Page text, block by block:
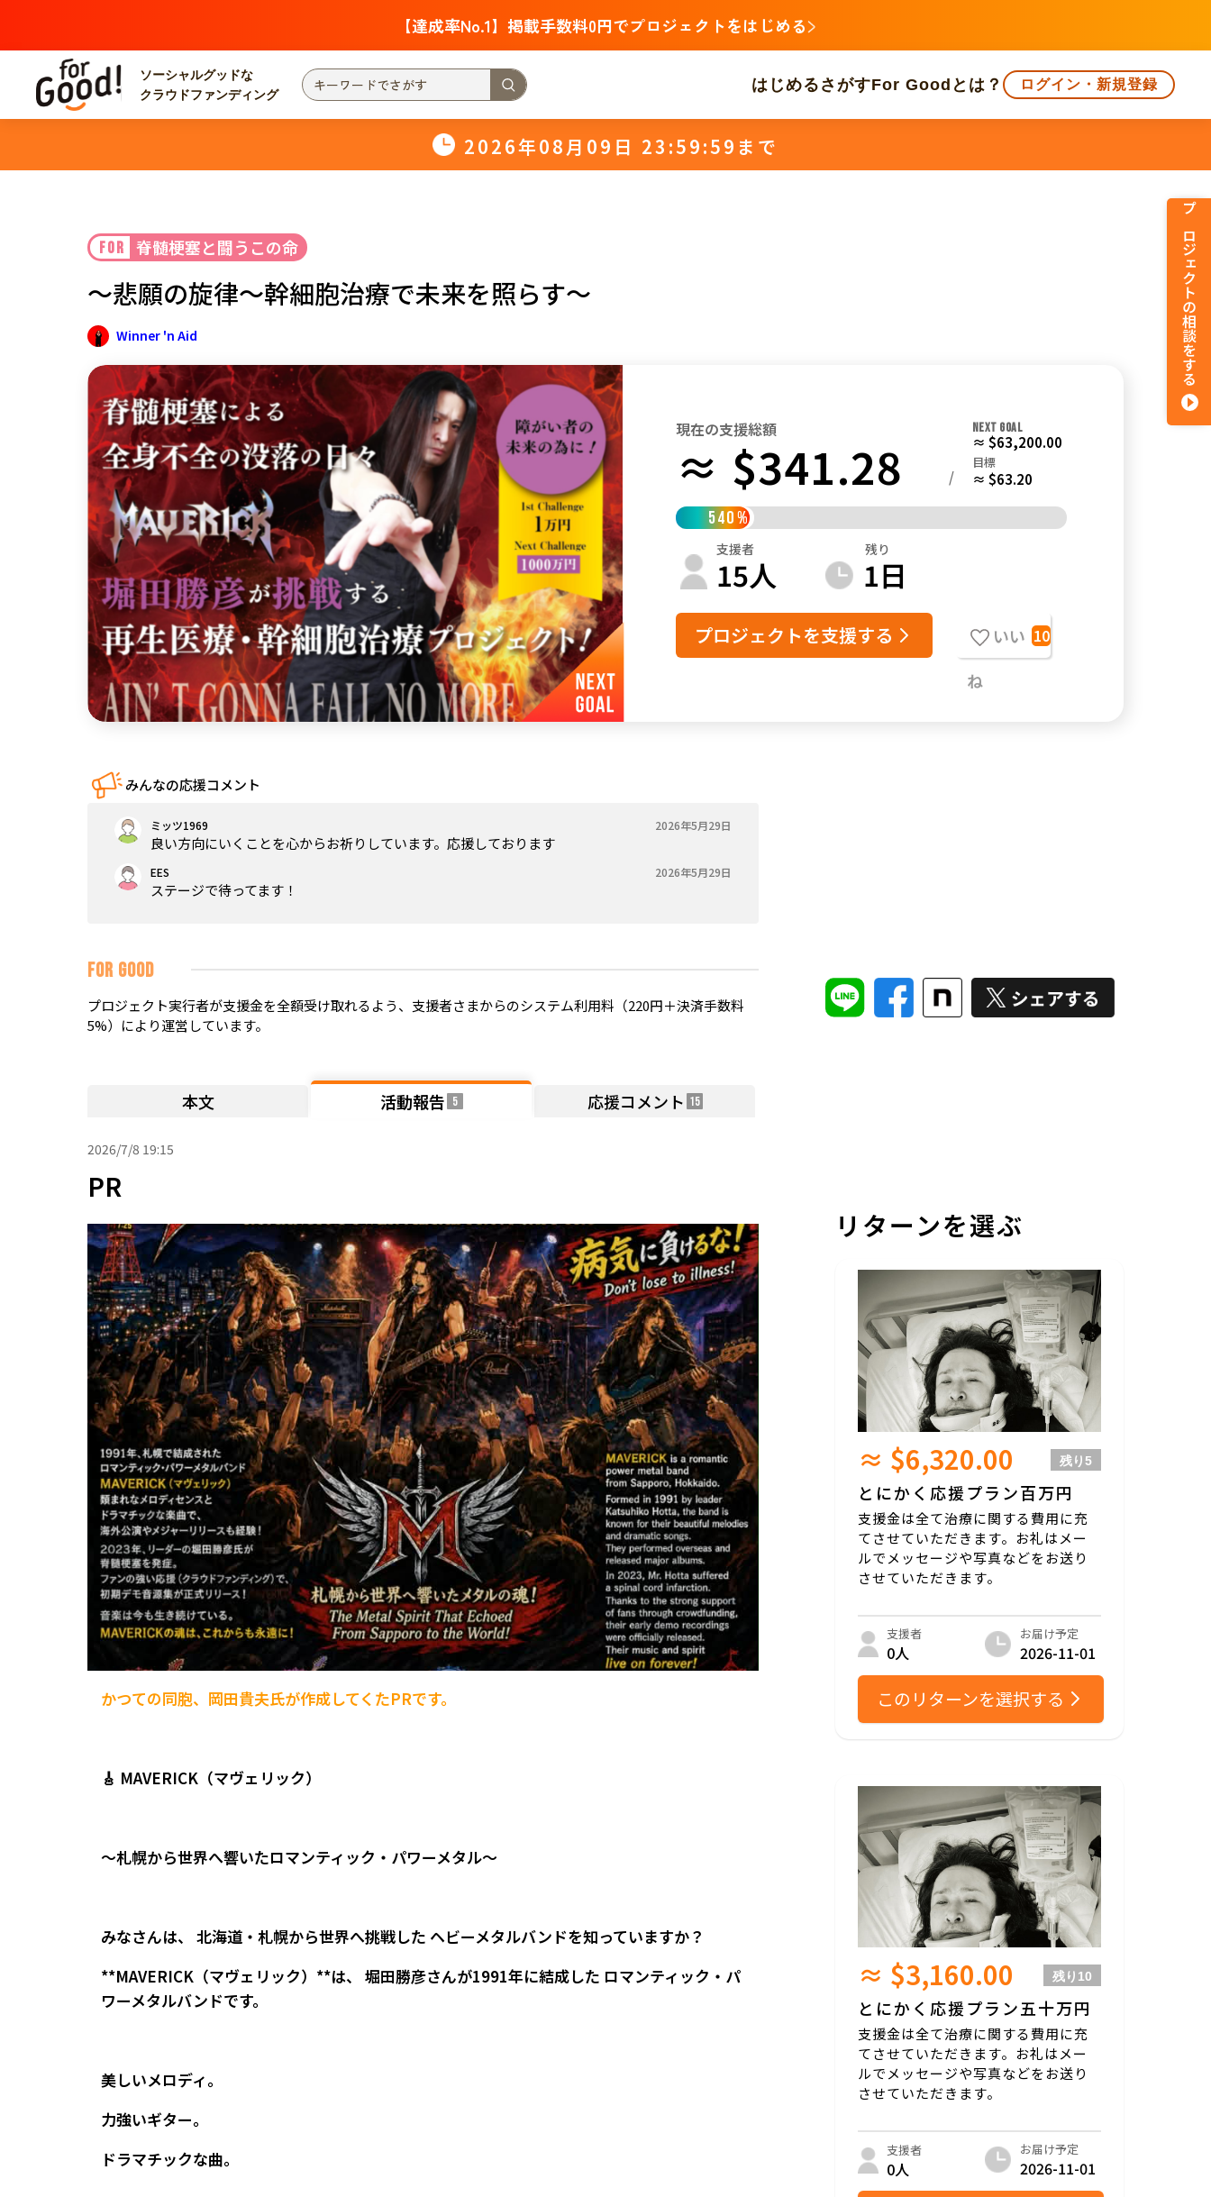
【達成率No.1】掲載手数料0円でプロジェクトをはじめる
ソーシャルグッドな
クラウドファンディング
はじめる さがすFor Goodとは？ ログイン・新規登録
注目 新着 支援金額が多い 支援人数が多い 終了日が近い
災害
北海道 青森 岩手
近畿 三重 滋賀 京都 大阪 兵庫
中国 鳥取 島根 岡山 広島 山口
四国 徳島 香川
九州・沖縄 福岡 佐賀 長崎 熊本 大分 鹿児島 沖縄
2026年08月09日 23:59:59まで
FOR 脊髄梗塞と闘うこの命
～悲願の旋律～幹細胞治療で未来を照らす～
Winner 'n Aid
現在の支援総額
≈ $341.28 /
NEXT GOAL
≈ $63,200.00
目標
≈ $63.20
540%
支援者
15人
残り
1日
プロジェクトを支援する
いい
ね
10
みんなの応援コメント
ミッツ1969 2026年5月29日
良い方向にいくことを心からお祈りしています。応援しております
EES 2026年5月29日
ステージで待ってます！
FOR GOOD
プロジェクト実行者が支援金を全額受け取れるよう、支援者さまからのシステム利用料（220円＋決済手数料
5%）により運営しています。
プロジェクトの相談をする
本文 活動報告 5 応援コメント 15
2026/7/8 19:15
PR
かつての同胞、岡田貴夫氏が作成してくたPRです。
🎸 MAVERICK（マヴェリック）
～札幌から世界へ響いたロマンティック・パワーメタル～
みなさんは、 北海道・札幌から世界へ挑戦した ヘビーメタルバンドを知っていますか？
**MAVERICK（マヴェリック）**は、 堀田勝彦さんが1991年に結成した ロマンティック・パ
ワーメタルバンドです。
美しいメロディ。
力強いギター。
ドラマチックな曲。
リターンを選ぶ
≈ $6,320.00 残り5
とにかく応援プラン百万円
支援金は全て治療に関する費用に充
てさせていただきます。お礼はメー
ルでメッセージや写真などをお送り
させていただきます。
支援者
0人
お届け予定
2026-11-01
このリターンを選択する
≈ $3,160.00 残り 10
とにかく応援プラン五十万円
支援金は全て治療に関する費用に充
てさせていただきます。お礼はメー
ルでメッセージや写真などをお送り
させていただきます。
支援者
0人
お届け予定
2026-11-01